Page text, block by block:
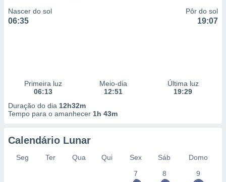
Nascer do sol
06:35
Pôr do sol
19:07
Primeira luz
06:13
Meio-dia
12:51
Última luz
19:29
Duração do dia 12h32m
Tempo para o amanhecer 1h 43m
Calendário Lunar
Seg Ter Qua Qui Sex Sáb
Domo
7
8 9